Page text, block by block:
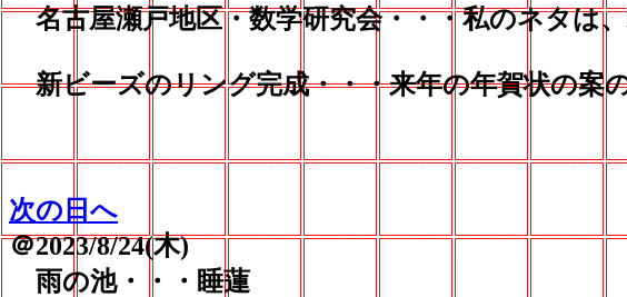
名古屋瀬戸地区・数学研究会・・・私のネタは
新ビーズのリング完成・・・来年の年賀状の案
次の日へ
＠2023/8/24(木)
雨の池・・・睡蓮